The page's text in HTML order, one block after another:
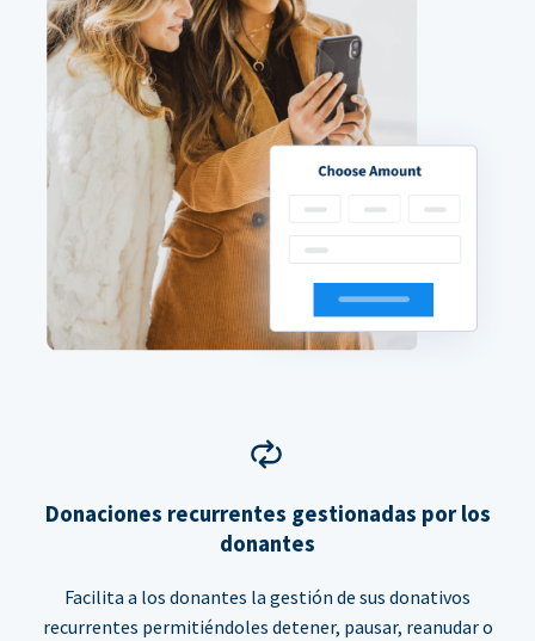
Donaciones recurrentes gestionadas por los
donantes
Facilita a los donantes la gestión de sus donativos
recurrentes permitiéndoles detener, pausar, reanudar o